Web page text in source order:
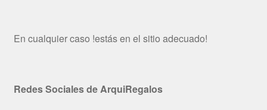
En cualquier caso !estás en el sitio adecuado!
Redes Sociales de ArquiRegalos